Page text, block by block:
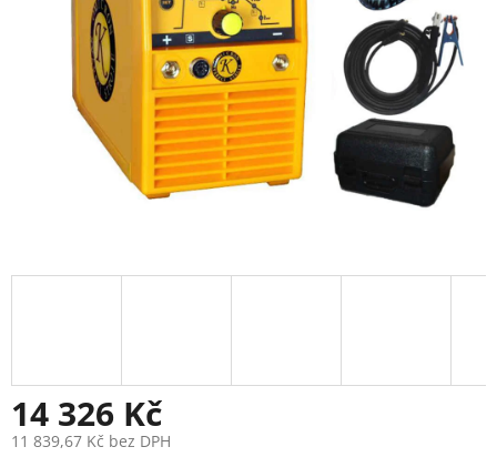
14 326 Kč
11 839,67 Kč bez DPH